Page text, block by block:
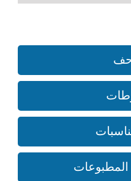
المطبوعات